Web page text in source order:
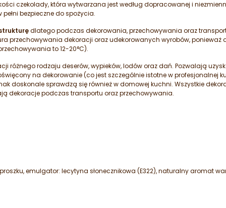
czekolady, która wytwarzana jest według dopracowanej i
bezpieczne do spożycia.
dlatego podczas dekorowania, przechowywania oraz
przechowywania dekoracji oraz udekorowanych wyrobów,
to 12-20°C).
różnego rodzaju deserów, wypieków, lodów oraz dań. Pozwalają
na dekorowanie (co jest szczególnie istotne w profesjonalnej
doskonale sprawdzą się również w domowej kuchni. Wszystkie
dekoracje podczas transportu oraz przechowywania.
emulgator: lecytyna słonecznikowa (E322), naturalny aromat